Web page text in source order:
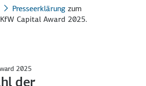
Presseerklärung zum
Capital Award 2025.
2025
der